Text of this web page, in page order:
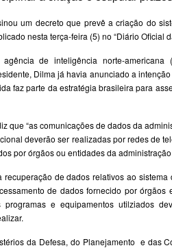
um decreto que prevê a criação do
nesta terça-feira (5) no “Diário Oficial
de inteligência norte-americana
Dilma já havia anunciado a
faz parte da estratégia brasileira para
que “as comunicações de dados da
deverão ser realizadas por redes de
por órgãos ou entidades da
recuperação de dados relativos ao
de dados fornecido por órgãos
e equipamentos utilziados
da Defesa, do Planejamento e das